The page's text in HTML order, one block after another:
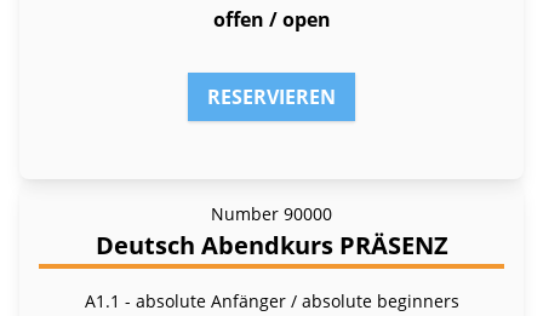
offen / open
RESERVIEREN
Number 90000
Deutsch Abendkurs PRÄSENZ
A1.1 - absolute Anfänger / absolute beginners